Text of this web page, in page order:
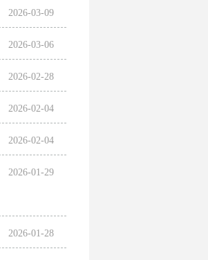
2026-03-09
2026-03-06
2026-02-28
2026-02-04
2026-02-04
2026-01-29
2026-01-28